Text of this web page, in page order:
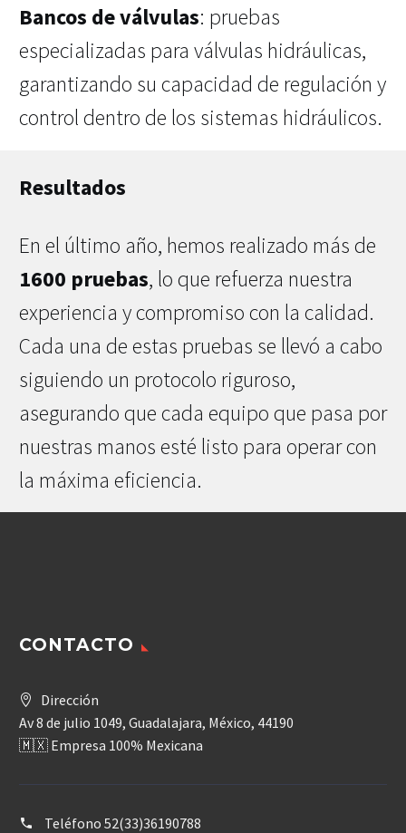
Bancos de válvulas: pruebas
especializadas para válvulas hidráulicas,
garantizando su capacidad de regulación y
control dentro de los sistemas hidráulicos.
Resultados
En el último año, hemos realizado más de
1600 pruebas, lo que refuerza nuestra
experiencia y compromiso con la calidad.
Cada una de estas pruebas se llevó a cabo
siguiendo un protocolo riguroso,
asegurando que cada equipo que pasa por
nuestras manos esté listo para operar con
la máxima eficiencia.
CONTACTO
Dirección
Av 8 de julio 1049, Guadalajara, México, 44190
🇲🇽 Empresa 100% Mexicana
Teléfono 52(33)36190788